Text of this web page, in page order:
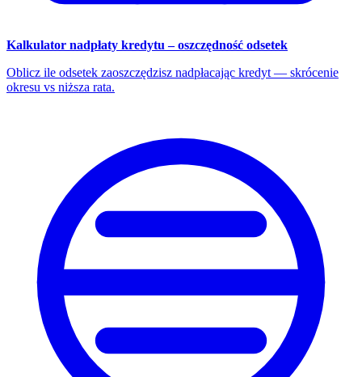
Kalkulator nadpłaty kredytu – oszczędność odsetek
Oblicz ile odsetek zaoszczędzisz nadpłacając kredyt — skrócenie
okresu vs niższa rata.